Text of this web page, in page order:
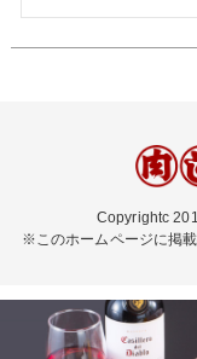
Copyrightc
※このホームページに掲